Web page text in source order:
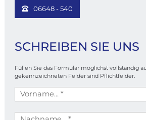
06648 - 540
SCHREIBEN SIE UNS
Füllen Sie das Formular möglichst vollständig
gekennzeichneten Felder sind Pflichtfelder.